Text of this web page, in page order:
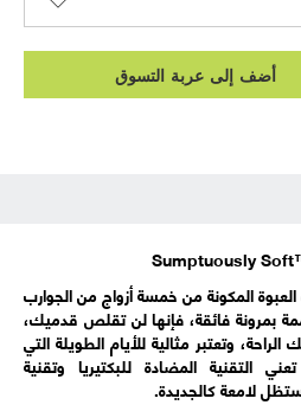
أضف إلى عربة التسوق
المكونة من خمسة أزواج من الجوارب
بمرونة فائقة، فإنها لن تقلص قدميك،
وتعتبر مثالية للأيام الطويلة التي
التقنية المضادة للبكتيريا وتقنية